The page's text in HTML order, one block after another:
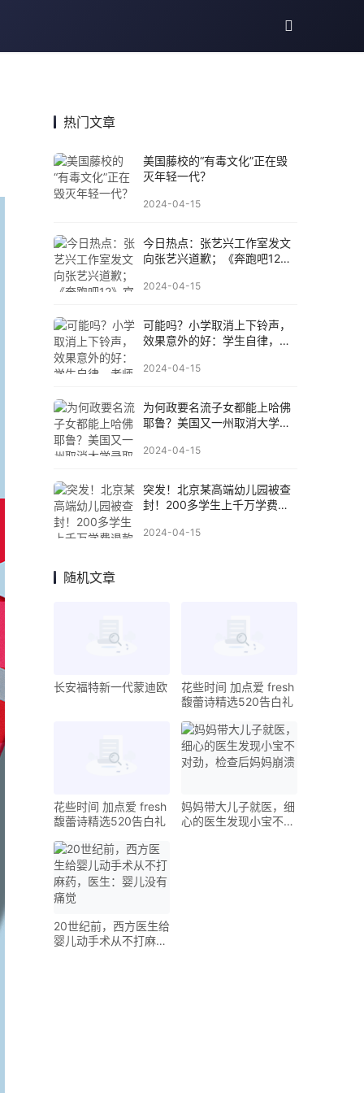
热门文章
美国藤校的“有毒文化”正在毁
灭年轻一代？
2024-04-15
今日热点：张艺兴工作室发文
向张艺兴道歉；《奔跑吧12》
2024-04-15
可能吗？小学取消上下铃声，
效果意外的好：学生自律，老
2024-04-15
为何政要名流子女都能上哈佛
耶鲁？美国又一州取消大学录
2024-04-15
突发！北京某高端幼儿园被查
封！200多学生上千万学费退
2024-04-15
随机文章
长安福特新一代蒙迪欧
花些时间 加点爱 fresh
馥蕾诗精选520告白礼
花些时间 加点爱 fresh
馥蕾诗精选520告白礼
妈妈带大儿子就医，细
心的医生发现小宝不对
20世纪前，西方医生给
婴儿动手术从不打麻